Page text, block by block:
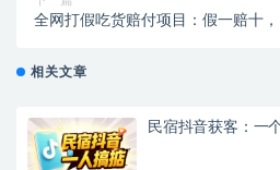
全网打假吃货赔付项目：假一赔十
相关文章
民宿抖音获客：一